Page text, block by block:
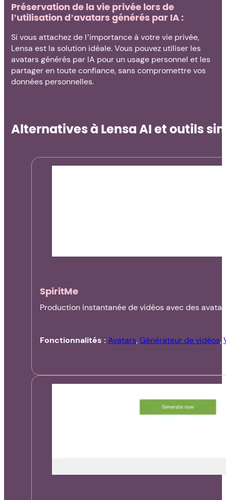
Préservation de la vie privée lors de
l’utilisation d’avatars générés par IA :
Si vous attachez de l’importance à votre vie privée,
Lensa est la solution idéale. Vous pouvez utiliser les
avatars générés par IA pour un usage personnel et les
partager en toute confiance, sans compromettre vos
données personnelles.
Alternatives à Lensa AI et outils
SpiritMe
Production instantanée de vidéos avec des
Fonctionnalités : Avatars,Générateur de vidéos,